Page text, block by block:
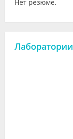
Нет резюме.
Лаборатории